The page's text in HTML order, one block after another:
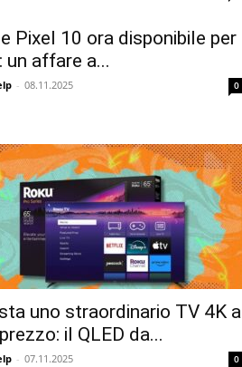
Pixel 10 ora disponibile per
un affare a...
- 08.11.2025 0
uno straordinario TV 4K a
il QLED da...
- 07.11.2025 0